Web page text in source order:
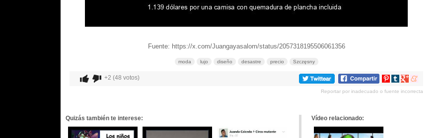
Fuente: https://x.com/Juangayasalom/status/2057318195506061356
moda lujo diseño desastre precio Szczęsny
+2 (48 votos)
Compartir
Pinterest
Compartir
tumblr
Compartir
Google+
Compartir
meneame
Reportar por inadecuado o fuente incorrecta
Quizás también te interese: Vídeo relacionado: